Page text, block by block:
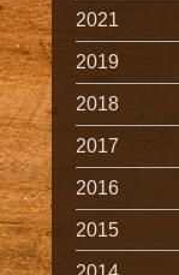
2021
2019
2018
2017
2016
2015